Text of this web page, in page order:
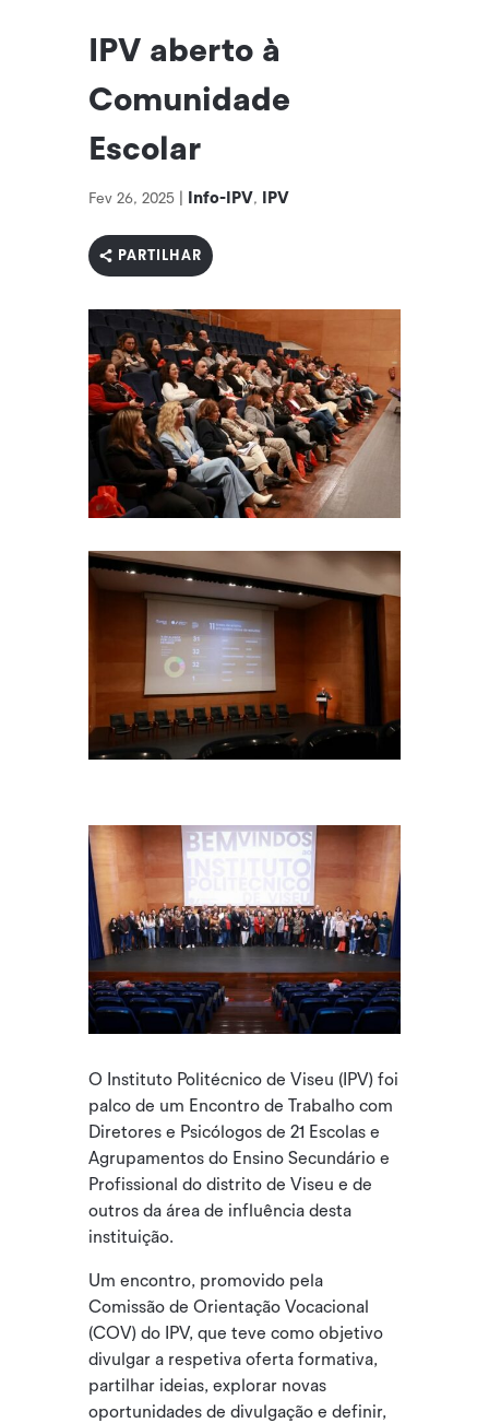
IPV aberto à
Comunidade
Escolar
Fev 26, 2025| Info-IPV, IPV
PARTILHAR
O Instituto Politécnico de Viseu (IPV) foi
palco de um Encontro de Trabalho com
Diretores e Psicólogos de 21 Escolas e
Agrupamentos do Ensino Secundário e
Profissional do distrito de Viseu e de
outros da área de influência desta
instituição.
Um encontro, promovido pela
Comissão de Orientação Vocacional
(COV) do IPV, que teve como objetivo
divulgar a respetiva oferta formativa,
partilhar ideias, explorar novas
oportunidades de divulgação e definir,